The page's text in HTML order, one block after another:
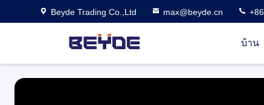
Beyde Trading Co.,Ltd max@beyde.cn
บ้าน